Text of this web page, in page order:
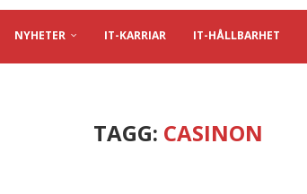
NYHETER IT-KARRIAR IT-HÅLLBARHET
TAGG: CASINON